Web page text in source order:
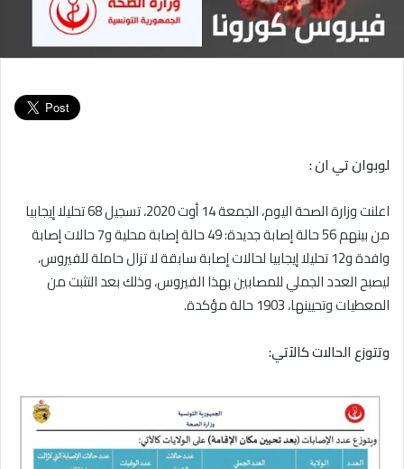
لوبوان تي ان :
اعلنت وزارة الصحة اليوم، الجمعة 14 أوت 2020، تسجيل 68 تحليلا إيجابيا
من بينهم 56 حالة إصابة جديدة: 49 حالة إصابة محلية و7 حالات إصابة
وافدة و12 تحليلا إيجابيا لحالات إصابة سابقة لا تزال حاملة للفيروس،
ليصبح العدد الجملي للمصابين بهذا الفيروس، وذلك بعد التثبت من
المعطيات وتحيينها، 1903 حالة مؤكدة.
وتتوزع الحالات كالآتي: